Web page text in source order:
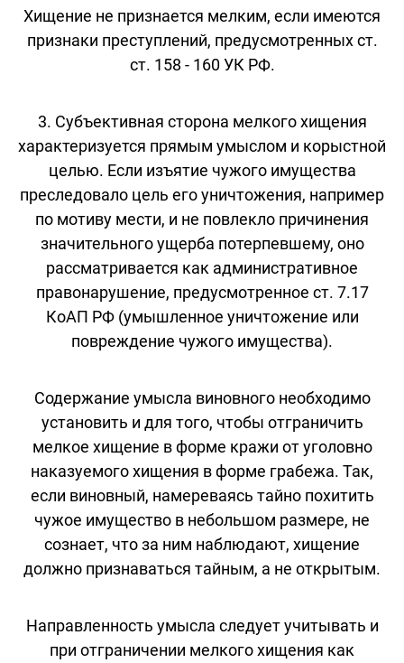
Хищение не признается мелким, если имеются
признаки преступлений, предусмотренных ст.
ст. 158 - 160 УК РФ.
3. Субъективная сторона мелкого хищения
характеризуется прямым умыслом и корыстной
целью. Если изъятие чужого имущества
преследовало цель его уничтожения, например
по мотиву мести, и не повлекло причинения
значительного ущерба потерпевшему, оно
рассматривается как административное
правонарушение, предусмотренное ст. 7.17
КоАП РФ (умышленное уничтожение или
повреждение чужого имущества).
Содержание умысла виновного необходимо
установить и для того, чтобы отграничить
мелкое хищение в форме кражи от уголовно
наказуемого хищения в форме грабежа. Так,
если виновный, намереваясь тайно похитить
чужое имущество в небольшом размере, не
сознает, что за ним наблюдают, хищение
должно признаваться тайным, а не открытым.
Направленность умысла следует учитывать и
при отграничении мелкого хищения как